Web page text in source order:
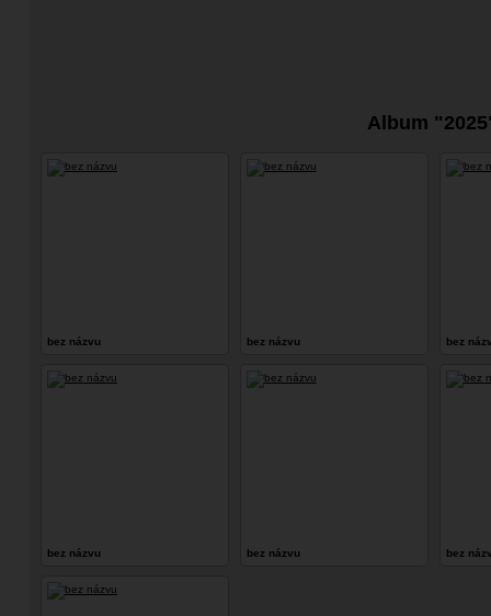
Album
bez názvu bez názvu bez
bez názvu bez názvu bez